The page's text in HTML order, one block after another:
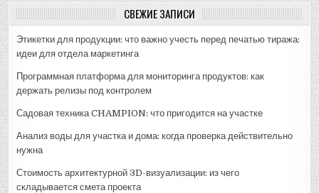
СВЕЖИЕ ЗАПИСИ
Этикетки для продукции: что важно учесть перед печатью тиража:
идеи для отдела маркетинга
Программная платформа для мониторинга продуктов: как
держать релизы под контролем
Садовая техника CHAMPION: что пригодится на участке
Анализ воды для участка и дома: когда проверка действительно
нужна
Стоимость архитектурной 3D-визуализации: из чего
складывается смета проекта